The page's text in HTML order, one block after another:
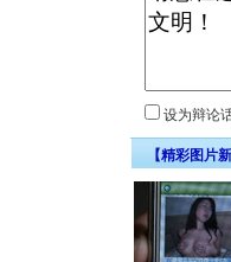
设为辩论
【精彩图片新